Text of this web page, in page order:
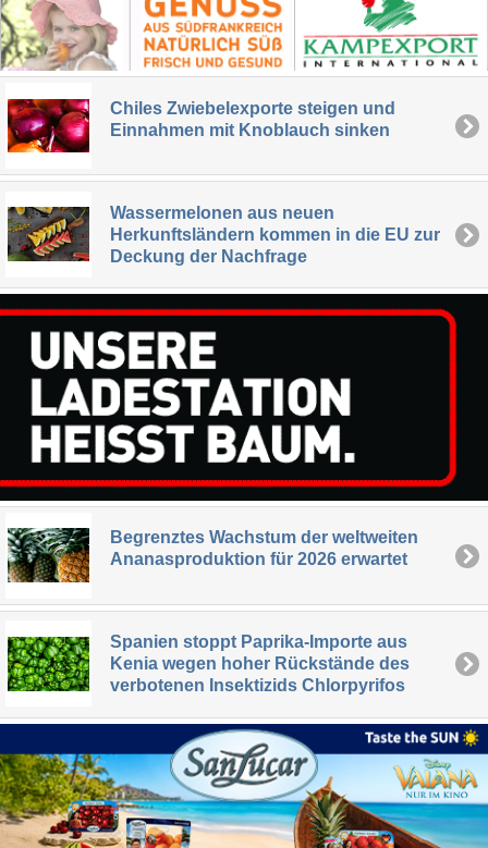
Chiles Zwiebelexporte steigen und
Einnahmen mit Knoblauch sinken
Wassermelonen aus neuen
Herkunftsländern kommen in die EU zur
Deckung der Nachfrage
Begrenztes Wachstum der weltweiten
Ananasproduktion für 2026 erwartet
Spanien stoppt Paprika-Importe aus
Kenia wegen hoher Rückstände des
verbotenen Insektizids Chlorpyrifos